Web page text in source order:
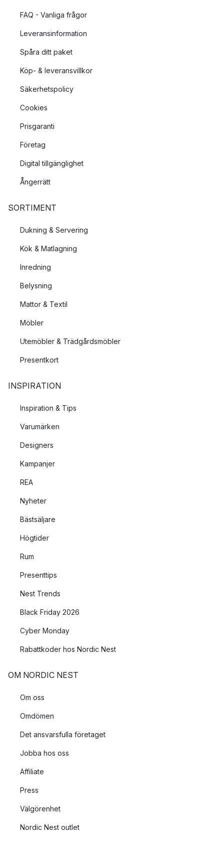
FAQ - Vanliga frågor
Leveransinformation
Spåra ditt paket
Köp- & leveransvillkor
Säkerhetspolicy
Cookies
Prisgaranti
Företag
Digital tillgänglighet
Ångerrätt
SORTIMENT
Dukning & Servering
Kök & Matlagning
Inredning
Belysning
Mattor & Textil
Möbler
Utemöbler & Trädgårdsmöbler
Presentkort
INSPIRATION
Inspiration & Tips
Varumärken
Designers
Kampanjer
REA
Nyheter
Bästsäljare
Högtider
Rum
Presenttips
Nest Trends
Black Friday 2026
Cyber Monday
Rabattkoder hos Nordic Nest
OM NORDIC NEST
Om oss
Omdömen
Det ansvarsfulla företaget
Jobba hos oss
Affiliate
Press
Välgörenhet
Nordic Nest outlet